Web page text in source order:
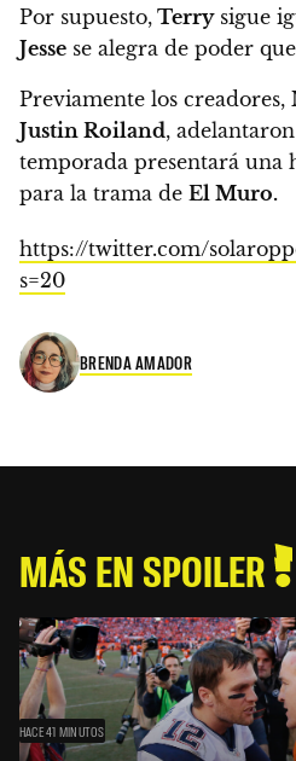
Por supuesto, Terrysigue
Jesse se alegra de poder
Previamente los creadores,
Justin Roiland,
temporada presentará una
para la trama de El Muro.
https://twitter.com/
s=20
BRENDA AMADOR
MÁS EN SPOILER
HACE 41 MINUTOS